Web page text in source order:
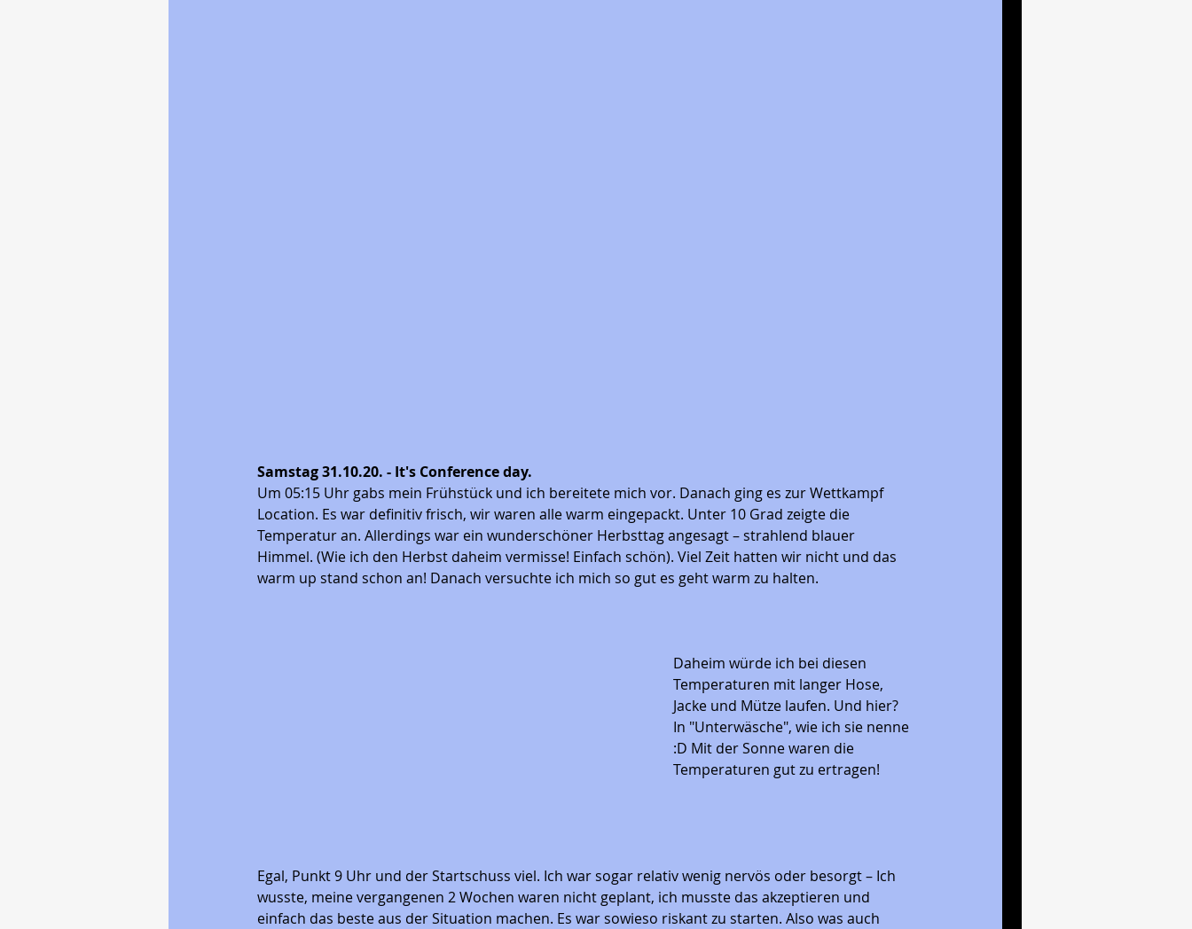
Samstag 31.10.20. - It's Conference day.
Um 05:15 Uhr gabs mein Frühstück und ich bereitete mich vor. Danach ging es zur Wettkampf
Location. Es war definitiv frisch, wir waren alle warm eingepackt. Unter 10 Grad zeigte die
Temperatur an. Allerdings war ein wunderschöner Herbsttag angesagt – strahlend blauer
Himmel. (Wie ich den Herbst daheim vermisse! Einfach schön). Viel Zeit hatten wir nicht und das
warm up stand schon an! Danach versuchte ich mich so gut es geht warm zu halten.
Daheim würde ich bei diesen
Temperaturen mit langer Hose,
Jacke und Mütze laufen. Und hier?
In "Unterwäsche", wie ich sie nenne
:D Mit der Sonne waren die
Temperaturen gut zu ertragen!
Egal, Punkt 9 Uhr und der Startschuss viel. Ich war sogar relativ wenig nervös oder besorgt – Ich
wusste, meine vergangenen 2 Wochen waren nicht geplant, ich musste das akzeptieren und
einfach das beste aus der Situation machen. Es war sowieso riskant zu starten. Also was auch